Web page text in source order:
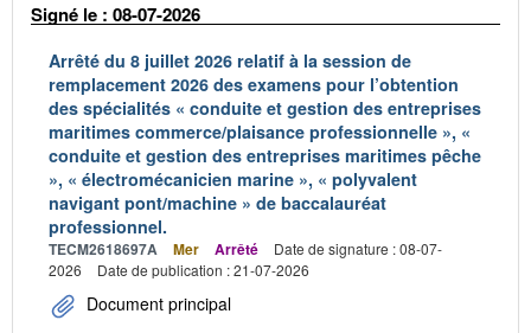
Signé le : 08-07-2026
Arrêté du 8 juillet 2026 relatif à la session de
remplacement 2026 des examens pour l’obtention
des spécialités « conduite et gestion des entreprises
maritimes commerce/plaisance professionnelle », «
conduite et gestion des entreprises maritimes pêche
», « électromécanicien marine », « polyvalent
navigant pont/machine » de baccalauréat
professionnel.
TECM2618697A Mer Arrêté
Date de signature : 08-07-
2026
Date de publication : 21-07-2026
Document principal